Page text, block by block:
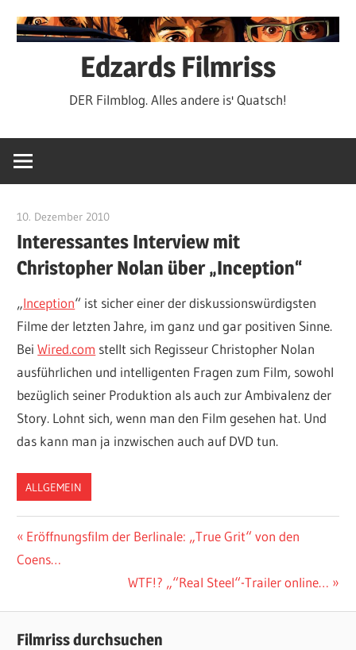
Inhalt
Edzards Filmriss
DER Filmblog. Alles andere is' Quatsch!
10. Dezember 2010
Interessantes Interview mit
Christopher Nolan über „Inception“
„Inception“ ist sicher einer der diskussionswürdigsten
Filme der letzten Jahre, im ganz und gar positiven Sinne.
BeiWired.com stellt sich Regisseur Christopher Nolan
ausführlichen und intelligenten Fragen zum Film, sowohl
bezüglich seiner Produktion als auch zur Ambivalenz der
Story. Lohnt sich, wenn man den Film gesehen hat. Und
das kann man ja inzwischen auch auf DVD tun.
ALLGEMEIN
Beitragsnavigation
Vorheriger
Beitrag:
Eröffnungsfilm der Berlinale: „True Grit“ von den
Coens…
Nächster
WTF!? „“Real Steel“-Trailer online…
Filmriss durchsuchen